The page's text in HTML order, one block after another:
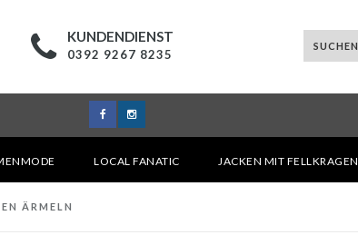
KUNDENDIENST
0392 9267 8235
LOCAL FANATIC JACKEN MIT FELLKRAGEN
ÄRMELN